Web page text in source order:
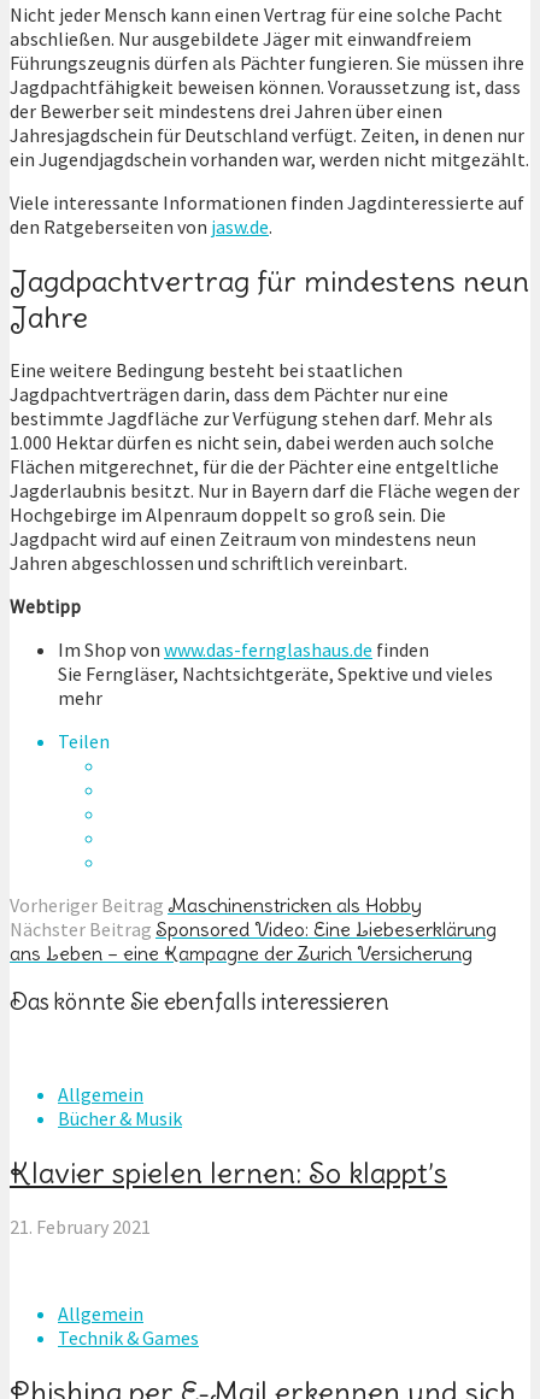
Nicht jeder Mensch kann einen Vertrag für eine solche Pacht
abschließen. Nur ausgebildete Jäger mit einwandfreiem
Führungszeugnis dürfen als Pächter fungieren. Sie müssen ihre
Jagdpachtfähigkeit beweisen können. Voraussetzung ist, dass
der Bewerber seit mindestens drei Jahren über einen
Jahresjagdschein für Deutschland verfügt. Zeiten, in denen nur
ein Jugendjagdschein vorhanden war, werden nicht mitgezählt.
Viele interessante Informationen finden Jagdinteressierte auf
den Ratgeberseiten von jasw.de.
Jagdpachtvertrag für mindestens neun
Jahre
Eine weitere Bedingung besteht bei staatlichen
Jagdpachtverträgen darin, dass dem Pächter nur eine
bestimmte Jagdfläche zur Verfügung stehen darf. Mehr als
1.000 Hektar dürfen es nicht sein, dabei werden auch solche
Flächen mitgerechnet, für die der Pächter eine entgeltliche
Jagderlaubnis besitzt. Nur in Bayern darf die Fläche wegen der
Hochgebirge im Alpenraum doppelt so groß sein. Die
Jagdpacht wird auf einen Zeitraum von mindestens neun
Jahren abgeschlossen und schriftlich vereinbart.
Webtipp
Im Shop von www.das-fernglashaus.de finden
Sie Ferngläser, Nachtsichtgeräte, Spektive und vieles
mehr
Teilen
Vorheriger Beitrag Maschinenstricken als Hobby
Nächster Beitrag Sponsored Video: Eine Liebeserklärung
ans Leben – eine Kampagne der Zurich Versicherung
Das könnte Sie ebenfalls interessieren
Allgemein
Bücher & Musik
Klavier spielen lernen: So klappt’s
21. February 2021
Allgemein
Technik & Games
Phishing per E-Mail erkennen und sich